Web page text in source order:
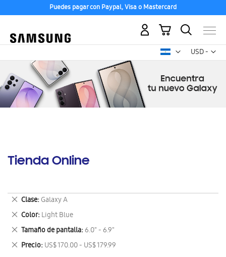
Puedes pagar con Paypal, Visa o Mastercard
USD -
dólar
Mi carrito
Tienda Online
Clase Galaxy A
Eliminar
este
artículo
Color Light Blue
Eliminar
este
artículo
Tamaño de pantalla 6.0" - 6.9"
Eliminar
este
artículo
Precio US$ 170.00 - US$ 179.99
Eliminar